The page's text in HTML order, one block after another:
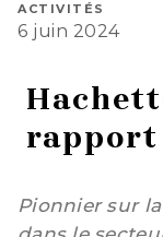
ACTIVITÉS
6 juin 2024
rapport
Pionnier sur